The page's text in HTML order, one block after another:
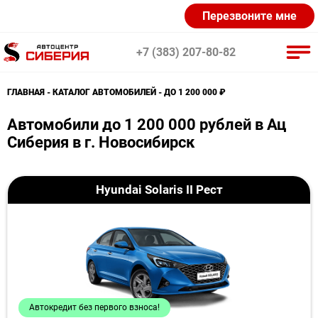
Перезвоните мне
+7 (383) 207-80-82
Hyundai (18) Renault (9) Volkswagen (5)
Haval (18) JAC (10)
Mitsubishi (6) Skoda (6)
ГЛАВНАЯ КАТАЛОГ АВТОМОБИЛЕЙ ДО 1 200 000 ₽
Автомобили до 1 200 000 рублей в Ац
Сиберия в г. Новосибирск
Hyundai Solaris II Рест
Автокредит без первого взноса!